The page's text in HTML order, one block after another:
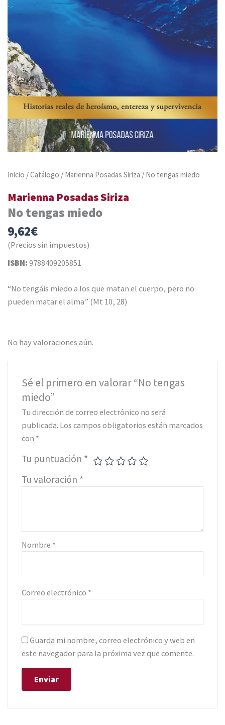
Inicio /Catálogo / Marienna Posadas Siriza / No tengas miedo
Marienna Posadas Siriza
No tengas miedo
9,62€
(Precios sin impuestos)
ISBN: 9788409205851
“No tengáis miedo a los que matan el cuerpo, pero no
pueden matar el alma” (Mt 10, 28)
No hay valoraciones aún.
Sé el primero en valorar “No tengas
miedo”
Tu dirección de correo electrónico no será
publicada. Los campos obligatorios están marcados
con *
Tu puntuación *
Tu valoración *
Nombre *
Correo electrónico *
Guarda mi nombre, correo electrónico y web en
este navegador para la próxima vez que comente.